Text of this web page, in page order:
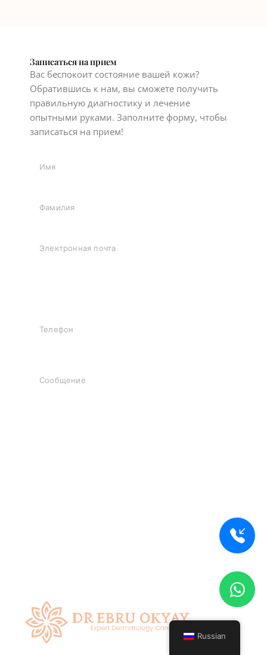
Записаться на прием
Вас беспокоит состояние вашей кожи?
Обратившись к нам, вы сможете получить
правильную диагностику и лечение
опытными руками. Заполните форму, чтобы
записаться на прием!
Russian